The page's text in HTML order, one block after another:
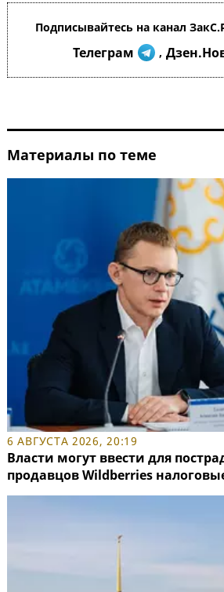
Подписывайтесь на канал
Телеграм ,
Материалы по теме
6 АВГУСТА 2026, 20:19
Власти могут ввести для
продавцов Wildberries